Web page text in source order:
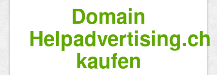
Domain
Helpadvertising.ch
kaufen